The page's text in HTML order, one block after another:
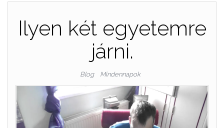
Ilyen két egyetemre
járni.
Blog Mindennapok